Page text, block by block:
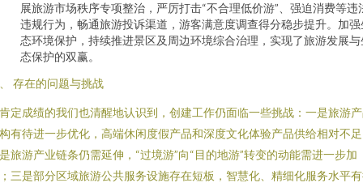
展旅游市场秩序专项整治，严厉打击“不合理低价游”、强迫消费等违
违规行为，畅通旅游投诉渠道，游客满意度调查得分稳步提升。加强
态环境保护，持续推进景区及周边环境综合治理，实现了旅游发展与
态保护的双赢。
存在的问题与挑战
定成绩的我们也清醒地认识到，创建工作仍面临一些挑战：一是旅游
有待进一步优化，高端休闲度假产品和深度文化体验产品供给相对不
旅游产业链条仍需延伸，“过境游”向“目的地游”转变的动能需进一步加
三是部分区域旅游公共服务设施存在短板，智慧化、精细化服务水平